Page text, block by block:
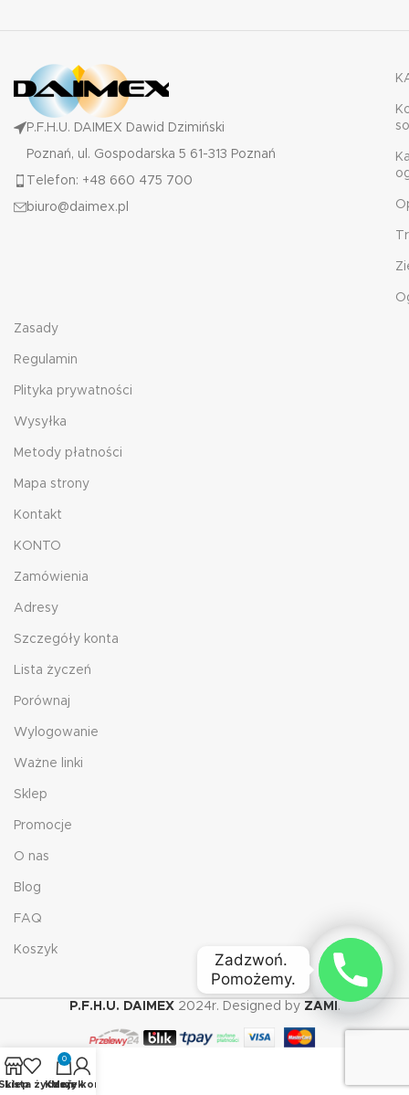
P.F.H.U. DAIMEX Dawid Dzimiński
Poznań, ul. Gospodarska 5 61-313 Poznań
Telefon: +48 660 475 700
biuro@daimex.pl
Zasady
Regulamin
Plityka prywatności
Wysyłka
Metody płatności
Mapa strony
Kontakt
KONTO
Zamówienia
Adresy
Szczegóły konta
Lista życzeń
Porównaj
Wylogowanie
Ważne linki
Sklep
Promocje
O nas
Blog
FAQ
Koszyk
P.F.H.U. DAIMEX 2024r. Designed byZAMI .
Lista życzeń
0
Koszyk
Moje konto
Zadzwoń.
Pomożemy.